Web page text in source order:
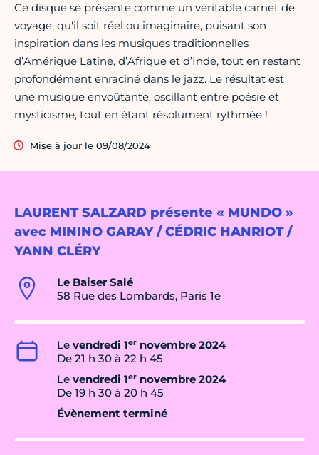
LAURENT SALZARD présente « MUNDO »
avec MININO GARAY / CÉDRIC HANRIOT /
YANN CLÉRY
Le Baiser Salé
58 Rue des Lombards, Paris 1e
Le vendredi 1er novembre 2024
De 21 h 30 à 22 h 45
Le vendredi 1er novembre 2024
De 19 h 30 à 20 h 45
Évènement terminé
Ce disque se présente comme un véritable carnet de
voyage, qu'il soit réel ou imaginaire, puisant son
inspiration dans les musiques traditionnelles
d’Amérique Latine, d’Afrique et d’Inde, tout en restant
profondément enraciné dans le jazz. Le résultat est
une musique envoûtante, oscillant entre poésie et
mysticisme, tout en étant résolument rythmée !
Mise à jour le 09/08/2024